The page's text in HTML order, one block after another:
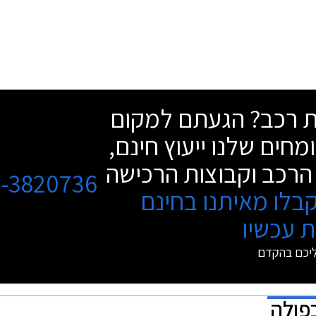
רכב? הגעתם למקום
שלנו ייעוץ חינם,
וקבוצות הרכישה
מאיתנו בחינם
עכשיו
בהקדם
3820736